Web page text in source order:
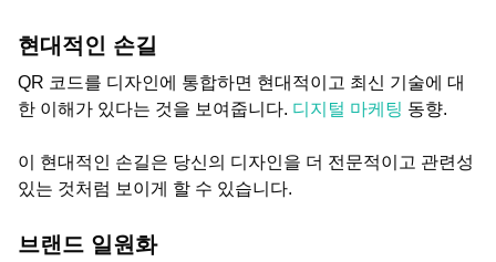
현대적인 손길
QR 코드를 디자인에 통합하면 현대적이고 최신 기술에 대
한 이해가 있다는 것을 보여줍니다. 디지털 마케팅 동향.
이 현대적인 손길은 당신의 디자인을 더 전문적이고 관련성
있는 것처럼 보이게 할 수 있습니다.
브랜드 일원화